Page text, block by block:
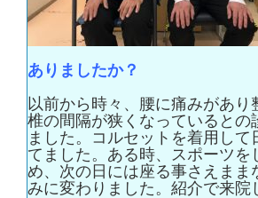
ありましたか？
以前から時々、腰に痛みがあり
椎の間隔が狭くなっているとの
ました。コルセットを着用して
てました。ある時、スポーツを
め、次の日には座る事さえまま
みに変わりました。紹介で来院